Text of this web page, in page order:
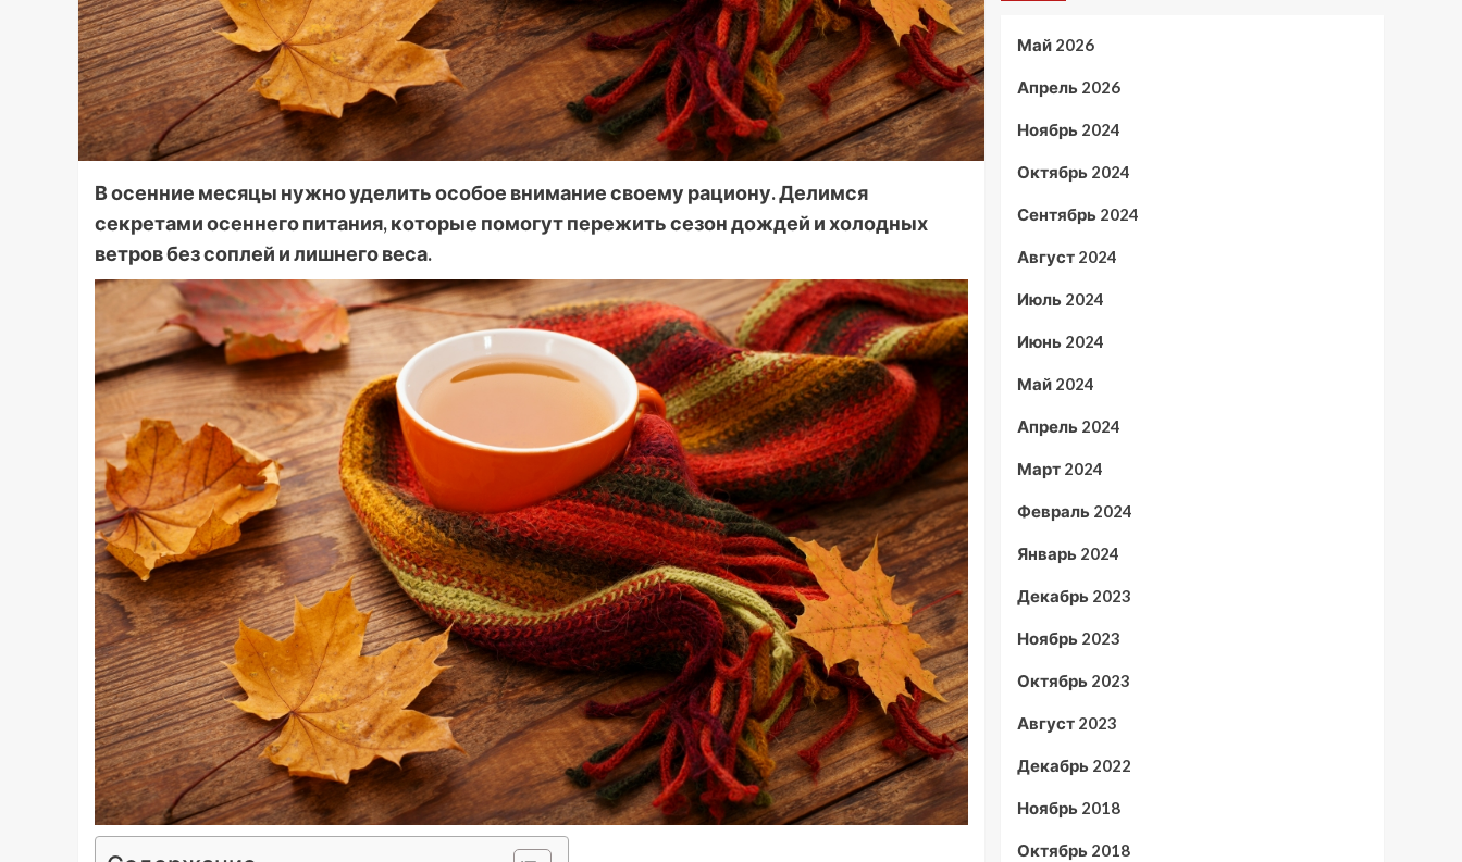
В осенние месяцы нужно уделить особое внимание своему рациону. Делимся
секретами осеннего питания, которые помогут пережить сезон дождей и холодных
ветров без соплей и лишнего веса.
Май 2026
Апрель 2026
Ноябрь 2024
Октябрь 2024
Сентябрь 2024
Август 2024
Июль 2024
Июнь 2024
Май 2024
Апрель 2024
Март 2024
Февраль 2024
Январь 2024
Декабрь 2023
Ноябрь 2023
Октябрь 2023
Август 2023
Декабрь 2022
Ноябрь 2018
Октябрь 2018